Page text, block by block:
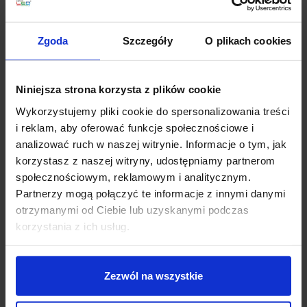
Zgoda Szczegóły O plikach cookies
Niniejsza strona korzysta z plików cookie
Wykorzystujemy pliki cookie do spersonalizowania treści
i reklam, aby oferować funkcje społecznościowe i
analizować ruch w naszej witrynie. Informacje o tym, jak
korzystasz z naszej witryny, udostępniamy partnerom
społecznościowym, reklamowym i analitycznym.
Partnerzy mogą połączyć te informacje z innymi danymi
otrzymanymi od Ciebie lub uzyskanymi podczas
korzystania z ich usług.
Zezwól na wszystkie
Zapytaj o produkt
Opis
ASTRO Side by Side 1406002, 1406003, 1406004
niezwykle interesująca kolekcja wyjątkowo eleganckich
lamp ściennych renomowanej firmy Astro Lighting.
Lampy charakteryzuje połączenie nowoczesności z
technologią LED. Podstawa lampy wykonana z metalu,
wykończonego w 3 różnych wersjach kolorystycznych
do wyboru: czarny, nikiel matowy lub brąz. Abażur
piaskowy. Lampa posiada 2 źródła światła,
podstawowe na żarówkę LED E27 (brak w zestawie) o